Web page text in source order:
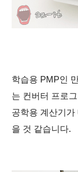
학습용 PMP인
는 컨버터 프로
공학용 계산기
을 것 같습니다.